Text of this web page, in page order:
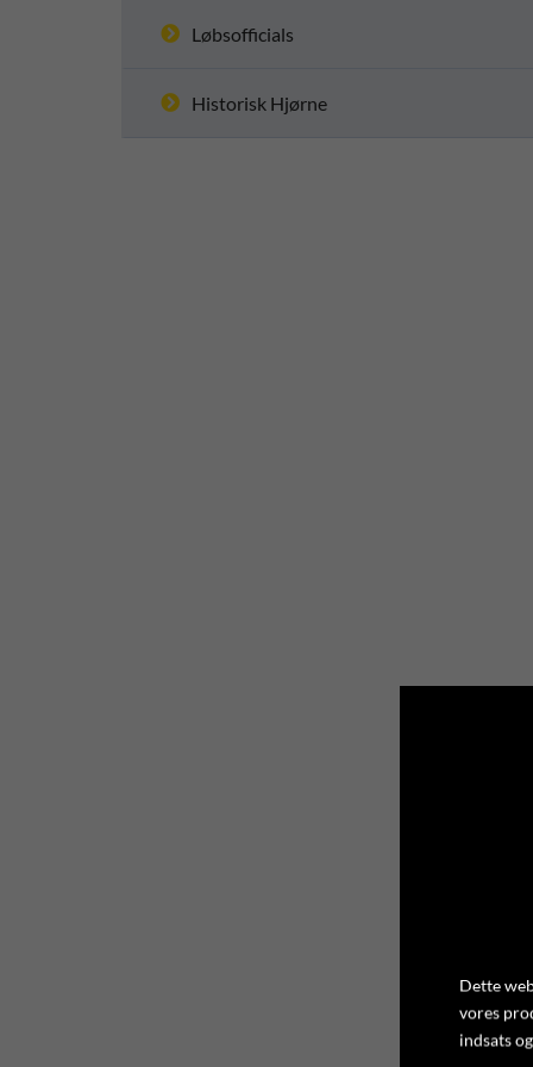
Løbsofficials
Historisk Hjørne
Dette
vores
indsats